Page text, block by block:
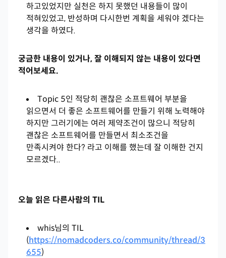
하고있었지만 실천은 하지 못했던 내용들이 많이
적혀있었고, 반성하며 다시한번 계획을 세워야 겠다는
생각을 하였다.
궁금한 내용이 있거나, 잘 이해되지 않는 내용이 있다면
적어보세요.
Topic 5인 적당히 괜찮은 소프트웨어 부분을
읽으면서 더 좋은 소프트웨어를 만들기 위해 노력해야
하지만 그러기에는 여러 제약조건이 많으니 적당히
괜찮은 소프트웨어를 만들면서 최소조건을
만족시켜야 한다? 라고 이해를 했는데 잘 이해한 건지
모르겠다..
오늘 읽은 다른사람의 TIL
whis님의 TIL
(https://nomadcoders.co/community/thread/3
655)